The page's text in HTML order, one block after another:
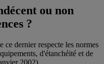
ou non
?
ce dernier respecte les normes
d'étanchéité et de